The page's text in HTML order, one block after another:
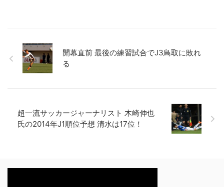
開幕直前 最後の練習試合でJ3鳥取に敗れ
る
超一流サッカージャーナリスト 木崎伸也
氏の2014年J1順位予想 清水は17位！